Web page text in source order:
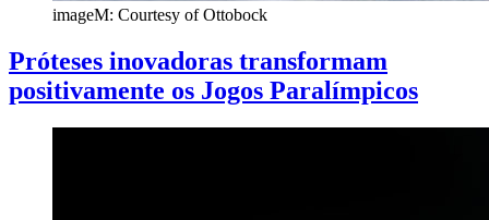
imageM: Courtesy of Ottobock
Próteses inovadoras transformam
positivamente os Jogos Paralímpicos